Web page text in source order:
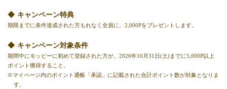
キャンペーン特典
期限までに条件達成された方もれなく全員に、2,000Pをプレゼントします。
キャンペーン対象条件
期間中にモッピーに初めて登録された方が、2026年10月31日(土)までに5,000P以上
ポイント獲得すること。
※マイページ内のポイント通帳「承認」に記載された合計ポイント数が対象となりま
す。